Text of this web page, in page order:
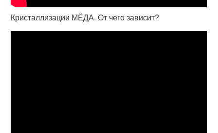
Кристаллизации МËДА. От чего зависит?